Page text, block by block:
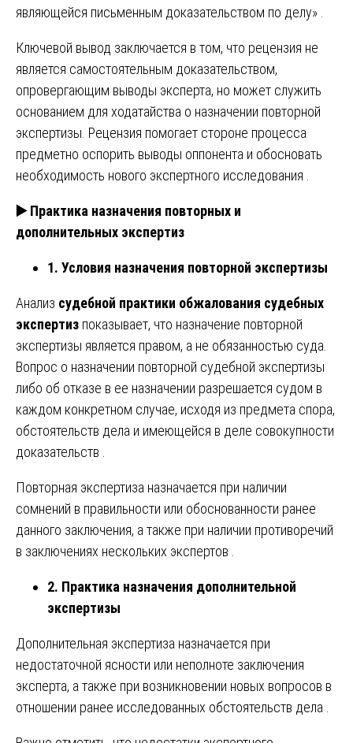
являющейся письменным доказательством по делу» .
Ключевой вывод заключается в том, что рецензия не
является самостоятельным доказательством,
опровергающим выводы эксперта, но может служить
основанием для ходатайства о назначении повторной
экспертизы. Рецензия помогает стороне процесса
предметно оспорить выводы оппонента и обосновать
необходимость нового экспертного исследования .
▶️Практика назначения повторных и
дополнительных экспертиз
1. Условия назначения повторной экспертизы
Анализ судебной практики обжалования судебных
экспертиз показывает, что назначение повторной
экспертизы является правом, а не обязанностью суда.
Вопрос о назначении повторной судебной экспертизы
либо об отказе в ее назначении разрешается судом в
каждом конкретном случае, исходя из предмета спора,
обстоятельств дела и имеющейся в деле совокупности
доказательств .
Повторная экспертиза назначается при наличии
сомнений в правильности или обоснованности ранее
данного заключения, а также при наличии противоречий
в заключениях нескольких экспертов .
2. Практика назначения дополнительной
экспертизы
Дополнительная экспертиза назначается при
недостаточной ясности или неполноте заключения
эксперта, а также при возникновении новых вопросов в
отношении ранее исследованных обстоятельств дела .